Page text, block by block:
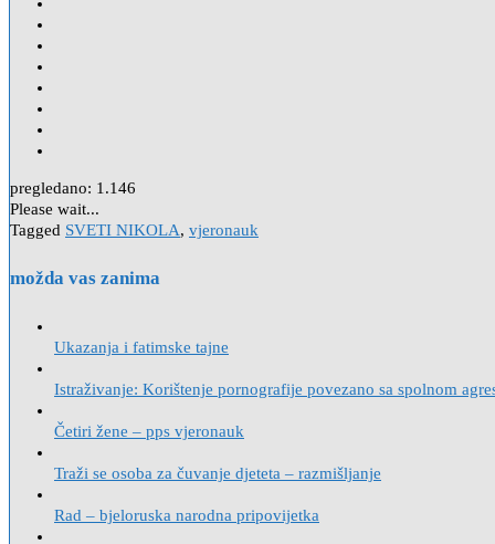
pregledano: 1.146
Please wait...
Tagged SVETI NIKOLA, vjeronauk
možda vas zanima
Ukazanja i fatimske tajne
Istraživanje: Korištenje pornografije povezano sa spolnom
Četiri žene – pps vjeronauk
Traži se osoba za čuvanje djeteta – razmišljanje
Rad – bjeloruska narodna pripovijetka